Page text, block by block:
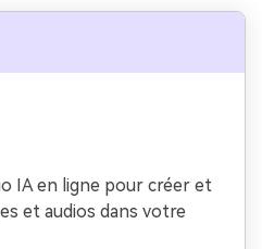
IA en ligne pour créer et
et audios dans votre